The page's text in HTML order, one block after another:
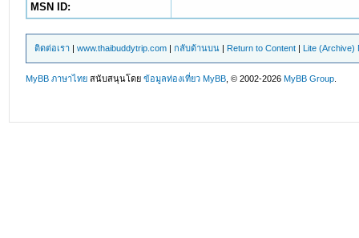
MSN ID:
ติดต่อเรา |www.thaibuddytrip.com |กลับด้านบน | Return to Content | Lite (Archive)
MyBB ภาษาไทย สนับสนุนโดยข้อมูลท่องเที่ยว MyBB , © 2002-2026MyBB Group